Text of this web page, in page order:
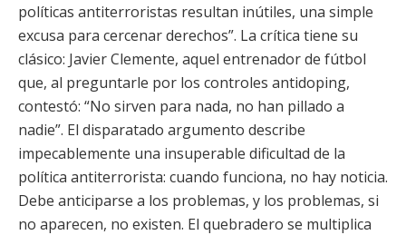
políticas antiterroristas resultan inútiles, una simple
excusa para cercenar derechos”. La crítica tiene su
clásico: Javier Clemente, aquel entrenador de fútbol
que, al preguntarle por los controles antidoping,
contestó: “No sirven para nada, no han pillado a
nadie”. El disparatado argumento describe
impecablemente una insuperable dificultad de la
política antiterrorista: cuando funciona, no hay noticia.
Debe anticiparse a los problemas, y los problemas, si
no aparecen, no existen. El quebradero se multiplica